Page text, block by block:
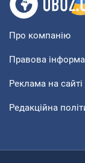
Про компанію
Правова
Реклама на сайті
Редакційна